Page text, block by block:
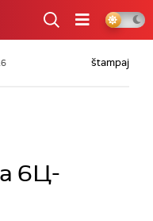
štampaj
6Ц-